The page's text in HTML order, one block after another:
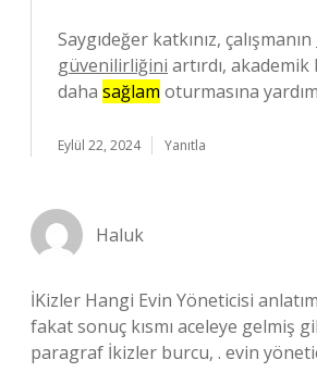
Saygıdeğer katkınız, çalışmanın
güvenilirliğini artırdı,
daha sağlam oturmasına
Eylül 22, 2024 Yanıtla
Haluk
İKizler Hangi Evin Yöneticisi
fakat sonuç kısmı aceleye gelmiş
paragraf İkizler burcu, . evin